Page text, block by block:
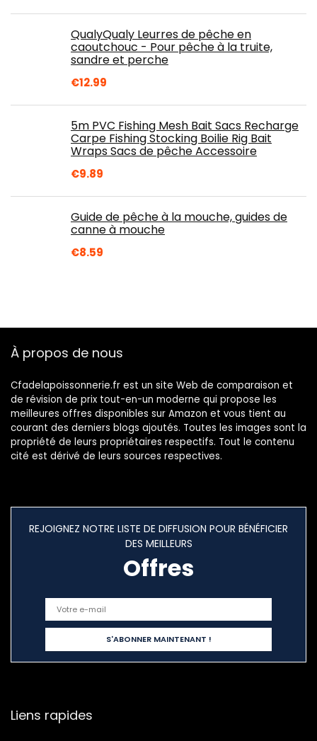
QualyQualy Leurres de pêche en
caoutchouc - Pour pêche à la truite,
sandre et perche
€12.99
5m PVC Fishing Mesh Bait Sacs Recharge
Carpe Fishing Stocking Boilie Rig Bait
Wraps Sacs de pêche Accessoire
€9.89
Guide de pêche à la mouche, guides de
canne à mouche
€8.59
À propos de nous
Cfadelapoissonnerie.fr est un site Web de comparaison et
de révision de prix tout-en-un moderne qui propose les
meilleures offres disponibles sur Amazon et vous tient au
courant des derniers blogs ajoutés. Toutes les images sont la
propriété de leurs propriétaires respectifs. Tout le contenu
cité est dérivé de leurs sources respectives.
REJOIGNEZ NOTRE LISTE DE DIFFUSION POUR BÉNÉFICIER
DES MEILLEURS
Offres
Liens rapides